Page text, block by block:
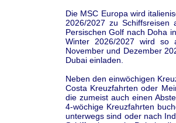
Die MSC Europa wird
2026/2027 zu
Persischen Golf nach Doha
Winter 2026/2027 wird so
November und Dezember
Dubai einladen.
Neben den einwöchigen
Costa Kreuzfahrten oder
die zumeist auch einen
4-wöchige Kreuzfahrten
unterwegs sind oder nach